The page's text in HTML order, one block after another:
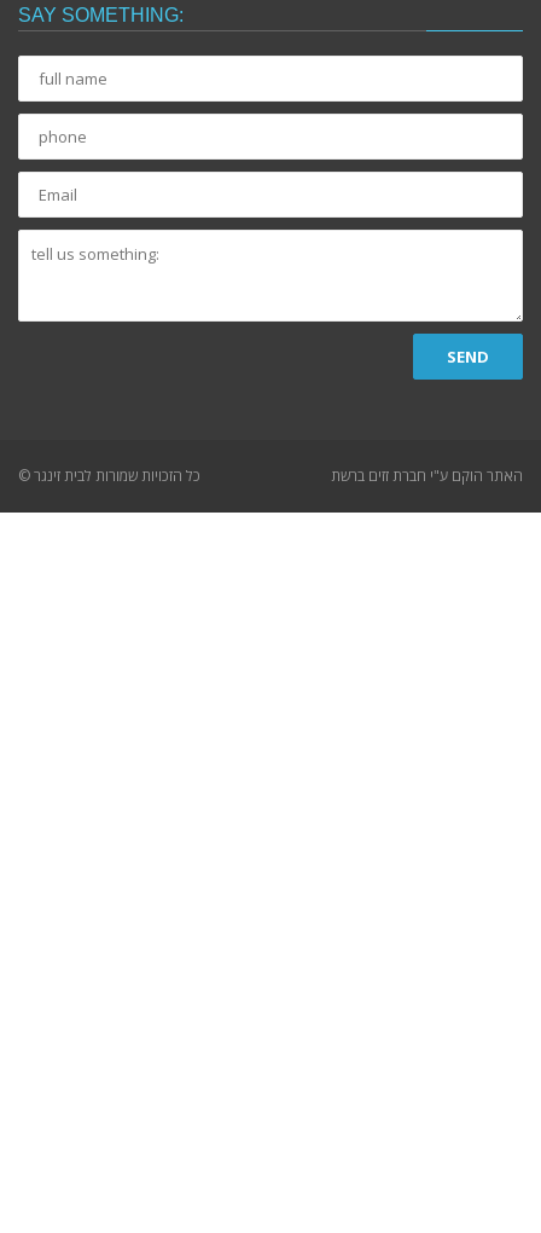
SAY SOMETHING:
full
name
phone
Email
tell
us
something:
SEND
© כל הזכויות שמורות לבית זינגר האתר הוקם ע"י חברת זזים ברשת